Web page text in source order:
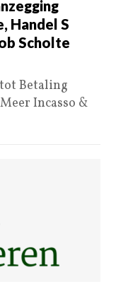
Handel S
Scholte
Betaling
Incasso &